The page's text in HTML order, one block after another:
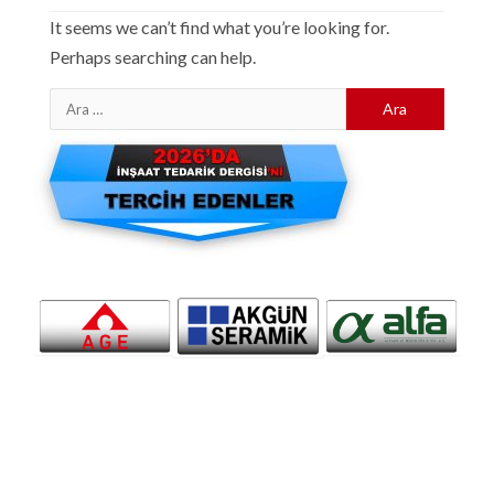
It seems we can’t find what you’re looking for.
Perhaps searching can help.
Arama: